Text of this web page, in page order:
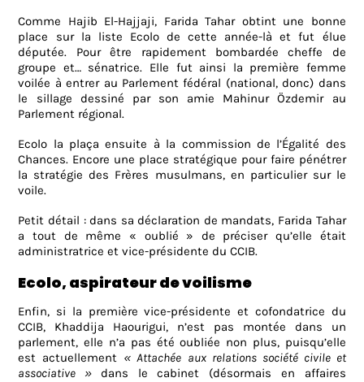
Comme Hajib El-Hajjaji, Farida Tahar obtint une bonne
place sur la liste Ecolo de cette année-là et fut élue
députée. Pour être rapidement bombardée cheffe de
groupe et… sénatrice. Elle fut ainsi la première femme
voilée à entrer au Parlement fédéral (national, donc) dans
le sillage dessiné par son amie Mahinur Özdemir au
Parlement régional.
Ecolo la plaça ensuite à la commission de l’Égalité des
Chances. Encore une place stratégique pour faire pénétrer
la stratégie des Frères musulmans, en particulier sur le
voile.
Petit détail : dans sa déclaration de mandats, Farida Tahar
a tout de même « oublié » de préciser qu’elle était
administratrice et vice-présidente du CCIB.
Ecolo, aspirateur de voilisme
Enfin, si la première vice-présidente et cofondatrice du
CCIB, Khaddija Haourigui, n’est pas montée dans un
parlement, elle n’a pas été oubliée non plus, puisqu’elle
est actuellement « Attachée aux relations société civile et
associative » dans le cabinet (désormais en affaires